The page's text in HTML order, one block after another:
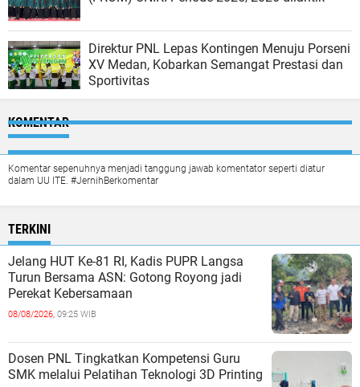
Direktur PNL Lepas Kontingen Menuju Porseni
XV Medan, Kobarkan Semangat Prestasi dan
Sportivitas
KOMENTAR
Komentar sepenuhnya menjadi tanggung jawab komentator seperti diatur
dalam UU ITE. #JernihBerkomentar
TERKINI
Jelang HUT Ke-81 RI, Kadis PUPR Langsa
Turun Bersama ASN: Gotong Royong jadi
Perekat Kebersamaan
08/08/2026, 09:25 WIB
Dosen PNL Tingkatkan Kompetensi Guru
SMK melalui Pelatihan Teknologi 3D Printing